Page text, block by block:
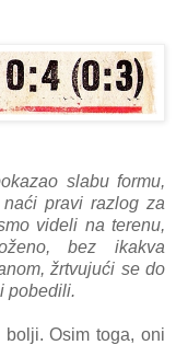
slаbu formu,
prаvi rаzlog zа
videli nа terenu,
bez ikаkvа
žrtvujući se do
pobedili.
Osim togа, oni